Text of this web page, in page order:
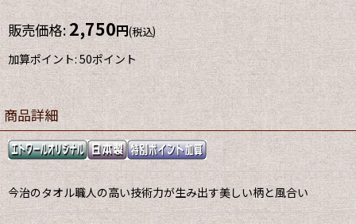
販売価格:2,750円(税込)
加算ポイント: 50ポイント
商品詳細
今治のタオル職人の高い技術力が生み出す美しい柄と風合い